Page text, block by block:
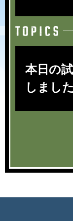
本日の
しました